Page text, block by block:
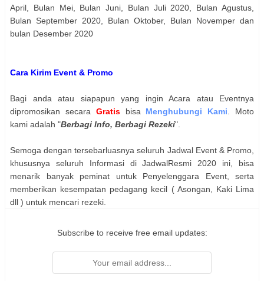
April, Bulan Mei, Bulan Juni, Bulan Juli 2020, Bulan Agustus,
Bulan September 2020, Bulan Oktober, Bulan Novemper dan
bulan Desember 2020
Cara Kirim Event & Promo
Bagi anda atau siapapun yang ingin Acara atau Eventnya
dipromosikan secara Gratisbisa Menghubungi Kami . Moto
kami adalah "Berbagi Info, Berbagi Rezeki".
Semoga dengan tersebarluasnya seluruh Jadwal Event & Promo,
khususnya seluruh Informasi di JadwalResmi 2020 ini, bisa
menarik banyak peminat untuk Penyelenggara Event, serta
memberikan kesempatan pedagang kecil ( Asongan, Kaki Lima
dll ) untuk mencari rezeki.
Subscribe to receive free email updates: